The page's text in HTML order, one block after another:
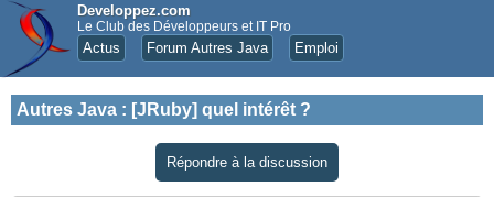
Developpez.com
Le Club des Développeurs et IT Pro
Actus Forum Autres Java Emploi
Autres Java : [JRuby] quel intérêt ?
Répondre à la discussion